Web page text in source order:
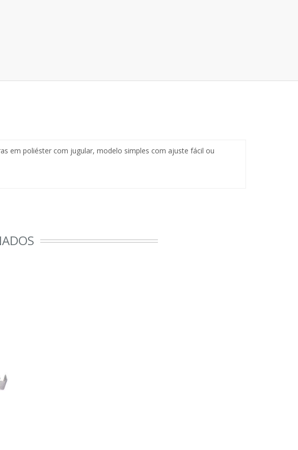
em poliéster com jugular, modelo simples com ajuste fácil ou